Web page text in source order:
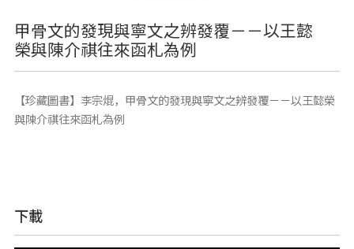
甲骨文的發現與寧文之辨發覆－－以王懿
榮與陳介祺往來函札為例
【珍藏圖書】李宗焜，甲骨文的發現與寧文之辨發覆－－以王懿榮
與陳介祺往來函札為例
下載